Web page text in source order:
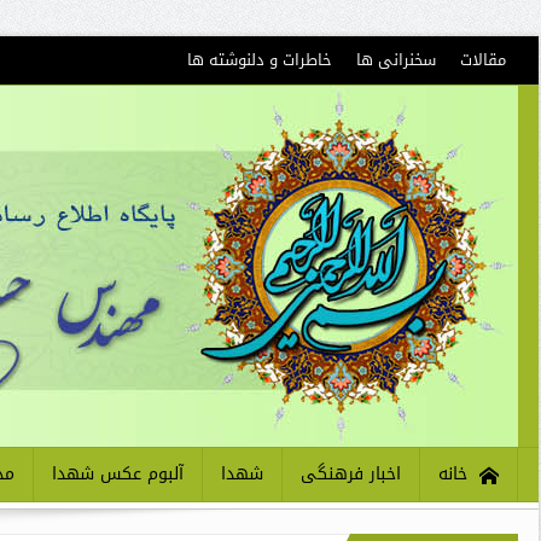
مقالات سخنرانی ها خاطرات و دلنوشته ها
خانه اخبار فرهنگی شهدا آلبوم عکس شهدا